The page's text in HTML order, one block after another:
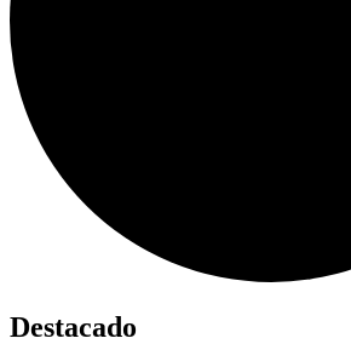
Destacado